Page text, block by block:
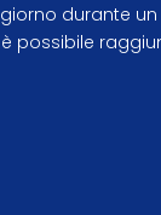
durante
possibile